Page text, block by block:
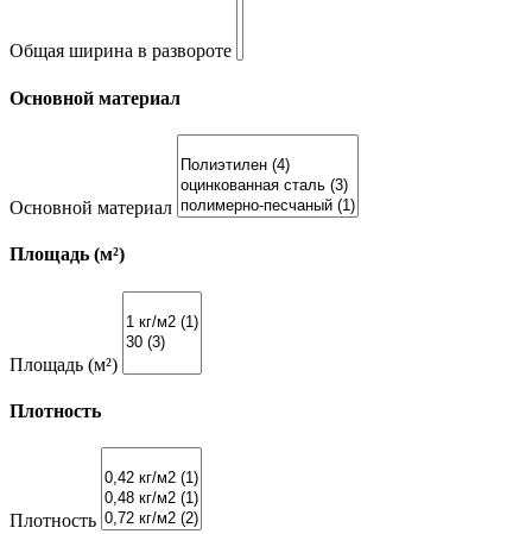
Общая ширина в развороте
Основной материал
Основной материал
Площадь (м²)
Площадь (м²)
Плотность
Плотность